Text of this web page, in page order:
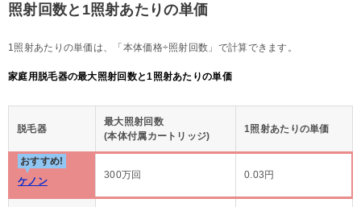
照射回数と1照射あたりの単価
1照射あたりの単価は、「本体価格÷照射回数」で計算できます。
家庭用脱毛器の最大照射回数と1照射あたりの単価
脱毛器
最大照射回数
(本体付属カートリッジ)
1照射あたりの単価
おすすめ!
ケノン
300万回 0.03円